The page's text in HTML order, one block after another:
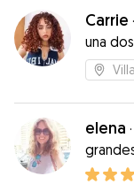
Carrie ·
una
elena ·